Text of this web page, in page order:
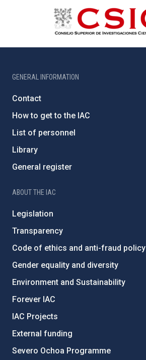
GENERAL INFORMATION
Contact
How to get to the IAC
List of personnel
Library
General register
ABOUT THE IAC
Legislation
Transparency
Code of ethics and anti-fraud policy
Gender equality and diversity
Environment and Sustainability
Forever IAC
IAC Projects
External funding
Severo Ochoa Programme